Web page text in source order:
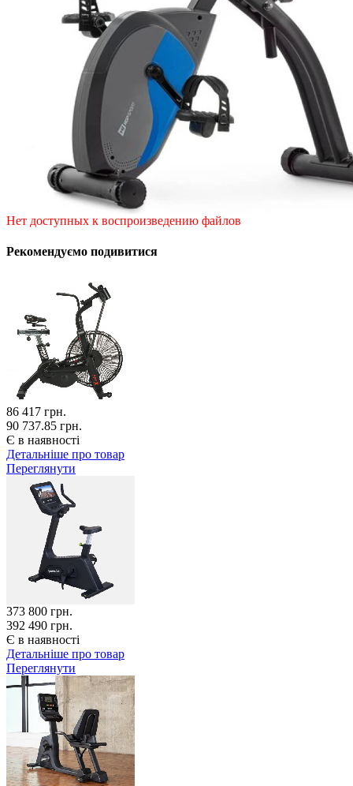
Нет доступных к воспроизведению файлов
Рекомендуємо подивитися
86 417 грн.
90 737.85 грн.
Є в наявності
Детальніше про товар
Переглянути
373 800 грн.
392 490 грн.
Є в наявності
Детальніше про товар
Переглянути